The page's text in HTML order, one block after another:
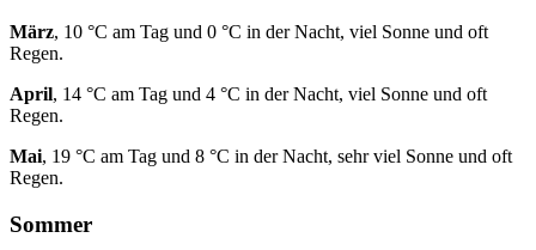
März, 10 °C am Tag und 0 °C in der Nacht, viel Sonne und oft
Regen.
April, 14 °C am Tag und 4 °C in der Nacht, viel Sonne und oft
Regen.
Mai, 19 °C am Tag und 8 °C in der Nacht, sehr viel Sonne und oft
Regen.
Sommer